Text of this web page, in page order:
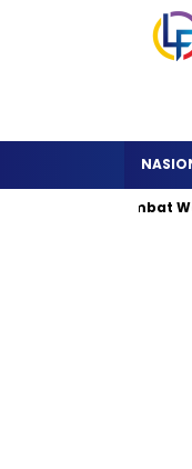
Detukeli Hambat